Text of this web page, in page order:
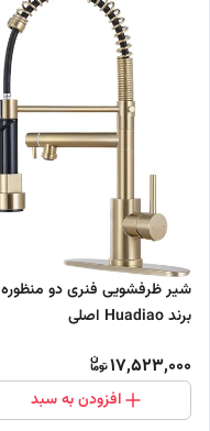
شیر ظرفشویی فنری دو منظوره
برند Huadiao اصلی
17,523,000
افزودن به سبد